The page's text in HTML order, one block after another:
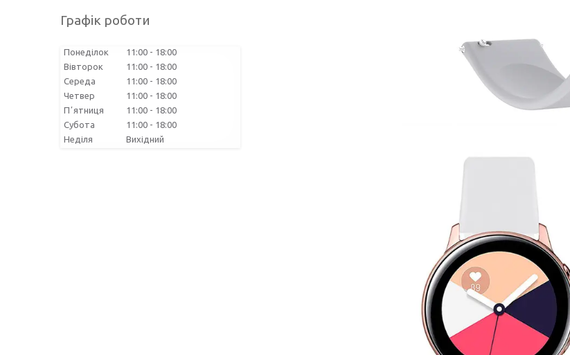
Графік роботи
Понеділок 11:00
18:00
Вівторок
11:00
18:00
Середа
11:00
18:00
Четвер
11:00
18:00
Пʼятниця
11:00
18:00
Субота
11:00
18:00
Неділя
Вихідний